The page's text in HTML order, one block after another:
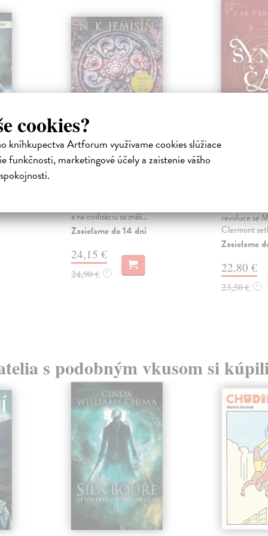
cookies?
kníhkupectva Artforum využívame cookies slúžiace
funkčnosti, marketingové účely a zaistenie vášho
Obelisková brána
Jemisin N.K.
| Kniha
a na civilizáciu sa znáš...
Zasielame do 14 dní
24,15 €
24,90 € ?
Čas
revoluce se
Clermont
Zasielame
22,80 €
23,50 € ?
s podobným vkusom si